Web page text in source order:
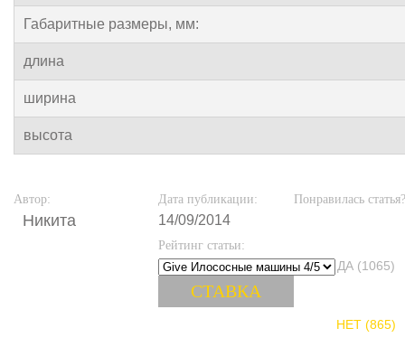
Габаритные размеры, мм:
длина
ширина
высота
Автор:
Никита
Дата публикации:
14/09/2014
Рейтинг статьи:
Понравилась статья?
ДА (1065)
НЕТ (865)